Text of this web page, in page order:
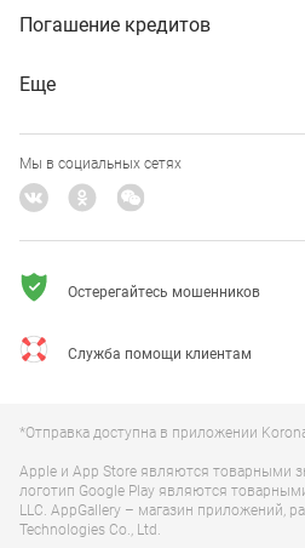
Погашение кредитов
Еще
Мы в социальных сетях
Остерегайтесь мошенников
Служба помощи клиентам
*Отправка доступна в приложении
Apple и App Store являются товарными
логотип Google Play являются
LLC. AppGallery – магазин приложений,
Technologies Co., Ltd.